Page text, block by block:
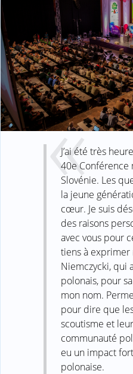
J’ai été très
40e Conférence
Slovénie. Les
la jeune
cœur. Je suis
des raisons
avec vous pour
tiens à exprimer
Niemczycki, qui
polonais, pour
mon nom.
pour dire que
scoutisme et
communauté
eu un impact
polonaise.